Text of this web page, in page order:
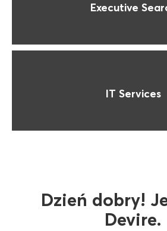
Executive
IT Services
Dzień dobry!
Devire.